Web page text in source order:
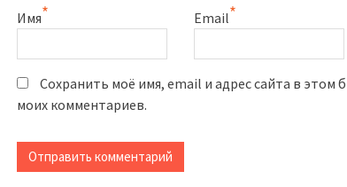
Имя* Email*
Сохранить моё имя, email и адрес сайта в этом
моих комментариев.